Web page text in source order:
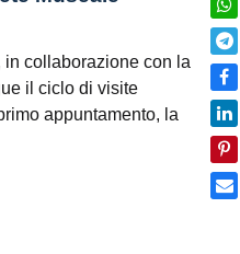
in collaborazione con la
il ciclo di visite
appuntamento, la